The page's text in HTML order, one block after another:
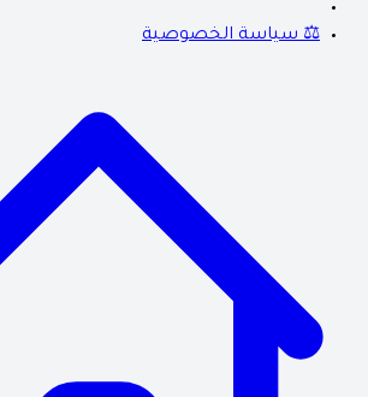
⚖️ سياسة الخصوصية